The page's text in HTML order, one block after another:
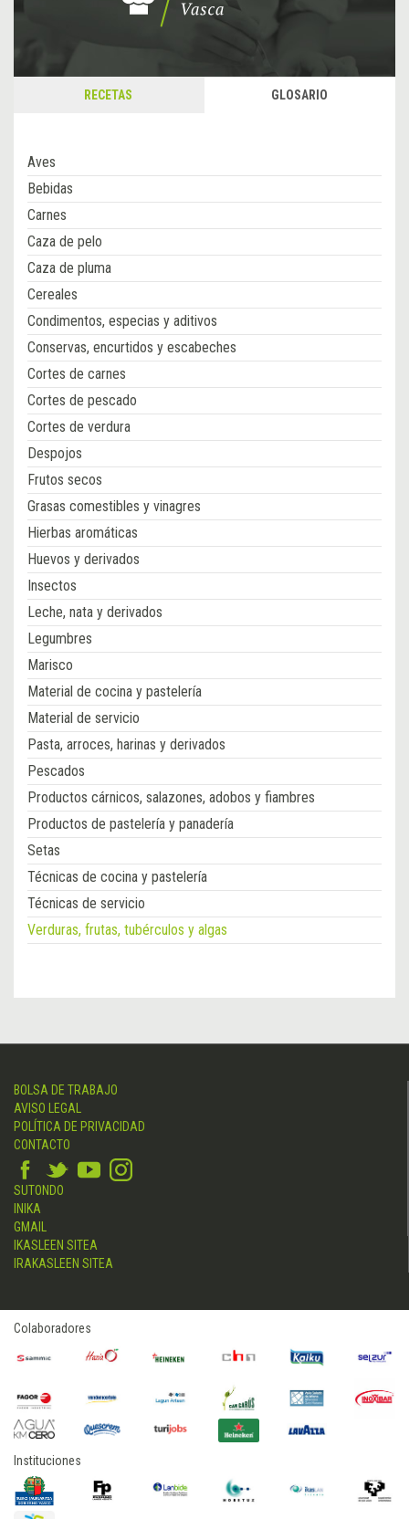
RECETAS GLOSARIO
Aves
Bebidas
Carnes
Caza de pelo
Caza de pluma
Cereales
Condimentos, especias y aditivos
Conservas, encurtidos y escabeches
Cortes de carnes
Cortes de pescado
Cortes de verdura
Despojos
Frutos secos
Grasas comestibles y vinagres
Hierbas aromáticas
Huevos y derivados
Insectos
Leche, nata y derivados
Legumbres
Marisco
Material de cocina y pastelería
Material de servicio
Pasta, arroces, harinas y derivados
Pescados
Productos cárnicos, salazones, adobos y fiambres
Productos de pastelería y panadería
Setas
Técnicas de cocina y pastelería
Técnicas de servicio
Verduras, frutas, tubérculos y algas
BOLSA DE TRABAJO
AVISO LEGAL
POLÍTICA DE PRIVACIDAD
CONTACTO
SUTONDO
INIKA
GMAIL
IKASLEEN SITEA
IRAKASLEEN SITEA
Colaboradores
Instituciones